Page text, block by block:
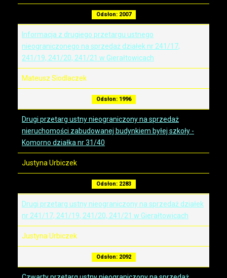
Odsłon: 2007
Informacja z drugiego przetargu ustnego
nieograniczonego na sprzedaż działek nr 241/17,
241/19, 241/20, 241/21 w Gierałtowicach
Mateusz Siodlaczek
Odsłon: 1996
Drugi przetarg ustny nieograniczony na sprzedaż
nieruchomości zabudowanej budynkiem byłej szkoły -
Komorno działka nr 31/40
Justyna Urbiczek
Odsłon: 2283
Drugi przetarg ustny nieograniczony na sprzedaż działek
nr 241/17, 241/19, 241/20, 241/21 w Gierałtowicach
Justyna Urbiczek
Odsłon: 2092